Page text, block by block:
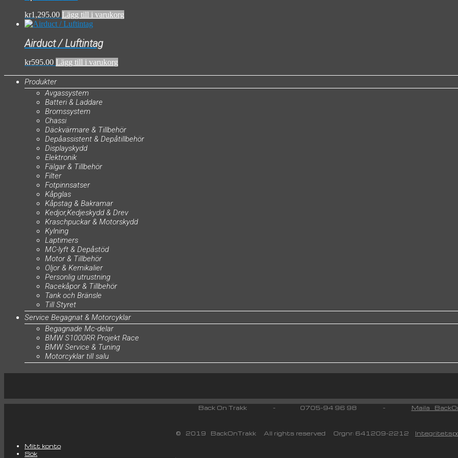
kr1,295.00 Lägg till i varukorg
Airduct / Luftintag
kr595.00 Lägg till i varukorg
Produkter
Avgassystem
Batteri & Laddare
Bromssystem
Chassi
Däckvärmare & Tillbehör
Depåassistent & Depåtillbehör
Displayskydd
Elektronik
Fälgar & Tillbehör
Filter
Fotpinnsatser
Kåpglas
Kåpstag & Bakramar
Kedjor,Kedjeskydd & Drev
Kraschpuckar & Motorskydd
Kylning
Laptimers
MC-lyft & Depåstöd
Motor & Tillbehör
Oljor & Kemikalier
Personlig utrustning
Racekåpor & Tillbehör
Tank och Bränsle
Till Styret
Service Begagnat & Motorcyklar
Begagnade Mc-delar
BMW S1000RR Projekt Race
BMW Service & Tuning
Motorcyklar till salu
Back On Trakk - 0705-94 96 98 - Maila
© 2019 BackOnTrakk All rights reserved Orgnr: 641209-2212
Mitt konto
Sök